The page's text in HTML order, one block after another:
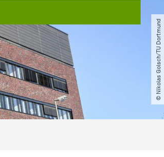
© Nikolas Golsch​/​TU Dortmund